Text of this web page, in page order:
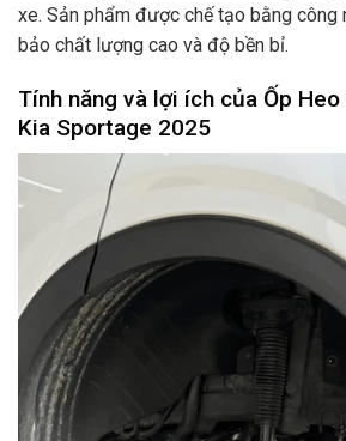
xe. Sản phẩm được chế tạo bằng công
bảo chất lượng cao và độ bền bỉ.
Tính năng và lợi ích của Ốp
Kia Sportage 2025